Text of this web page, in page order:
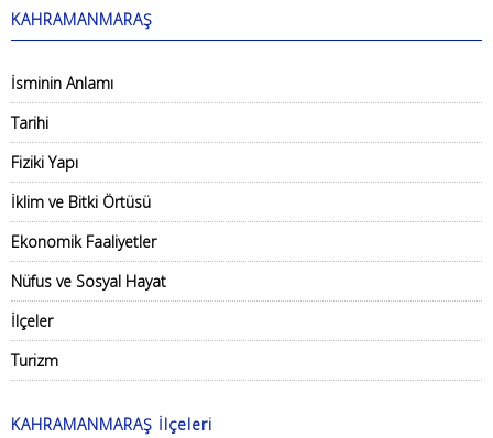
KAHRAMANMARAŞ
İsminin Anlamı
Tarihi
Fiziki Yapı
İklim ve Bitki Örtüsü
Ekonomik Faaliyetler
Nüfus ve Sosyal Hayat
İlçeler
Turizm
KAHRAMANMARAŞ İlçeleri